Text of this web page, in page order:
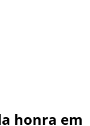
honra em